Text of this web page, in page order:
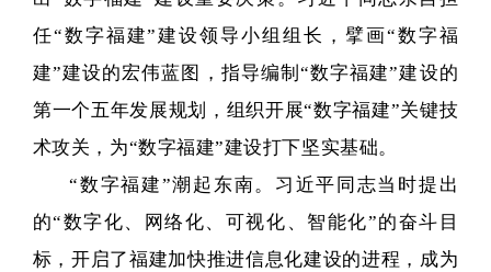
任“数字福建”建设领导小组组长，擘画“数字福
建”建设的宏伟蓝图，指导编制“数字福建”建设的
第一个五年发展规划，组织开展“数字福建”关键技
术攻关，为“数字福建”建设打下坚实基础。
“数字福建”潮起东南。习近平同志当时提出
的“数字化、网络化、可视化、智能化”的奋斗目
标，开启了福建加快推进信息化建设的进程，成为